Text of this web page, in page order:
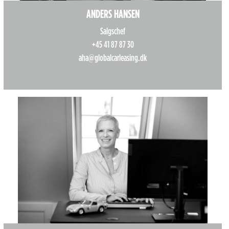
ANDERS HANSEN
Salgschef
+45 41 87 87 30
aha@globalcarleasing.dk